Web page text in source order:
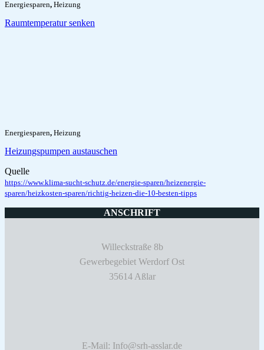
Energiesparen, Heizung
Raumtemperatur senken
Energiesparen, Heizung
Heizungspumpen austauschen
Quelle
https://www.klima-sucht-schutz.de/energie-sparen/heizenergie-
sparen/heizkosten-sparen/richtig-heizen-die-10-besten-tipps
ANSCHRIFT
Willeckstraße 8b
Gewerbegebiet Werdorf Ost
35614 Aßlar
E-Mail: Info@srh-asslar.de